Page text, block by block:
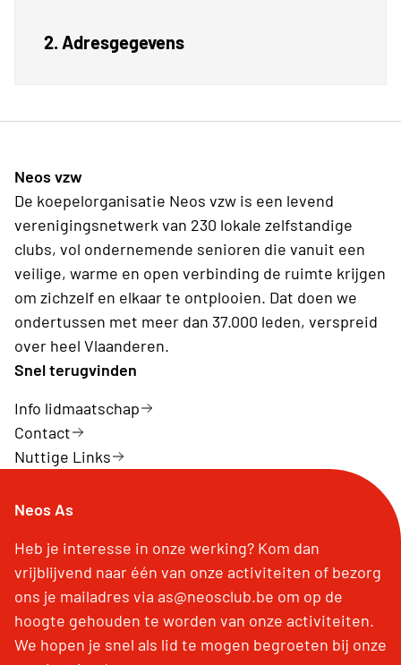
2. Adresgegevens
Neos vzw
De koepelorganisatie Neos vzw is een levend
verenigingsnetwerk van 230 lokale zelfstandige
clubs, vol ondernemende senioren die vanuit een
veilige, warme en open verbinding de ruimte krijgen
om zichzelf en elkaar te ontplooien. Dat doen we
ondertussen met meer dan 37.000 leden, verspreid
over heel Vlaanderen.
Snel terugvinden
Info lidmaatschap
Contact
Nuttige Links
Neos As
Heb je interesse in onze werking? Kom dan
vrijblijvend naar één van onze activiteiten of bezorg
ons je mailadres via as@neosclub.be om op de
hoogte gehouden te worden van onze activiteiten.
We hopen je snel als lid te mogen begroeten bij onze